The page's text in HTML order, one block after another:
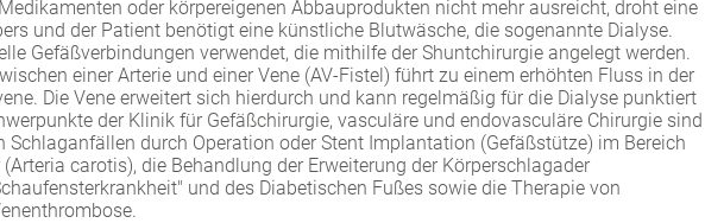
oder körpereigenen Abbauprodukten nicht mehr ausreicht, droht eine
und der Patient benötigt eine künstliche Blutwäsche, die sogenannte Dialyse.
Gefäßverbindungen verwendet, die mithilfe der Shuntchirurgie angelegt werden.
einer Arterie und einer Vene (AV-Fistel) führt zu einem erhöhten Fluss in der
Die Vene erweitert sich hierdurch und kann regelmäßig für die Dialyse punktiert
der Klinik für Gefäßchirurgie, vasculäre und endovasculäre Chirurgie sind
Schlaganfällen durch Operation oder Stent Implantation (Gefäßstütze) im Bereich
carotis), die Behandlung der Erweiterung der Körperschlagader
und des Diabetischen Fußes sowie die Therapie von